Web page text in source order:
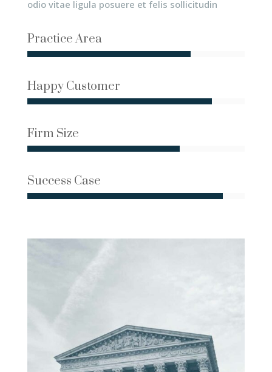
odio vitae ligula posuere et felis sollicitudin
Practice Area
Happy Customer
Firm Size
Success Case